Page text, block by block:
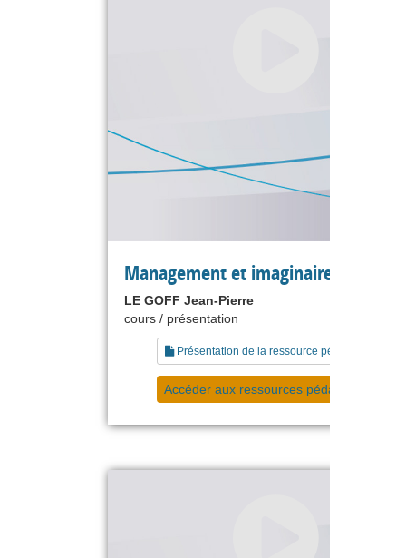
Management et imaginaire social
LE GOFF Jean-Pierre
cours / présentation
Présentation de la ressource pédagogique
Accéder aux ressources pédagogiques